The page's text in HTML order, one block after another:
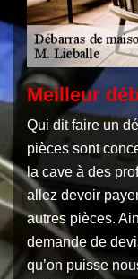
Meilleur
Qui dit faire un
pièces sont
la cave à des
allez devoir
autres pièces.
demande de
qu’on puisse